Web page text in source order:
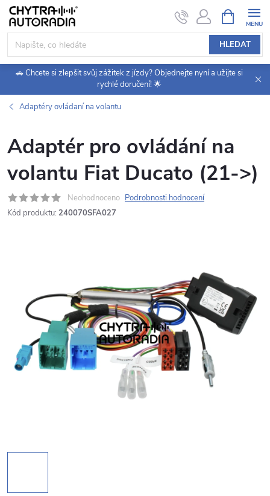
Přejít
obsah
HLEDAT
NÁKUPNÍ
KOŠÍK
🚗 Chcete si zlepšit svůj zážitek z jízdy? Objednejte nyní a užijte si
rychlé doručení! 🌟
Adaptéry ovládaní na volantu
Adaptér pro ovládání na
volantu Fiat Ducato (21->)
Neohodnoceno Podrobnosti hodnocení
Kód produktu: 240070SFA027